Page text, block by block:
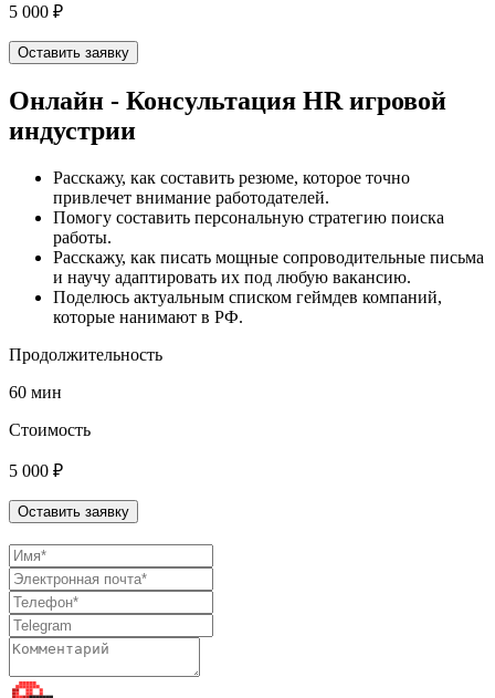
5 000 ₽
Оставить заявку
Онлайн - Консультация HR игровой
индустрии
Расскажу, как составить резюме, которое точно
привлечет внимание работодателей.
Помогу составить персональную стратегию поиска
работы.
Расскажу, как писать мощные сопроводительные письма
и научу адаптировать их под любую вакансию.
Поделюсь актуальным списком геймдев компаний,
которые нанимают в РФ.
Продолжительность
60 мин
Стоимость
5 000 ₽
Оставить заявку